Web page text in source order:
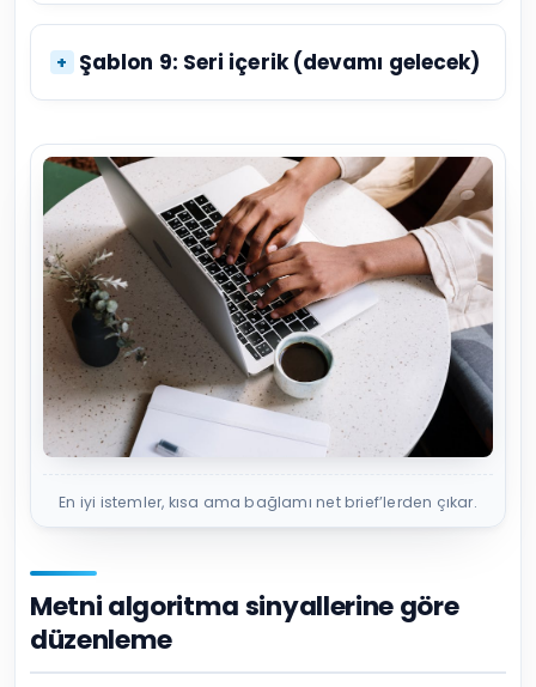
Şablon 9: Seri içerik (devamı gelecek)
En iyi istemler, kısa ama bağlamı net brief’lerden çıkar.
Metni algoritma sinyallerine göre
düzenleme